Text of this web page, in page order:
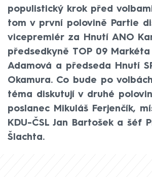
populistický krok před
tom v první polovině Partie
vicepremiér za Hnutí ANO
předsedkyně TOP 09 Markéta
Adamová a předseda Hnutí
Okamura. Co bude po
téma diskutují v druhé
poslanec Mikuláš Ferjenčík,
KDU-ČSL Jan Bartošek a šéf
Šlachta.